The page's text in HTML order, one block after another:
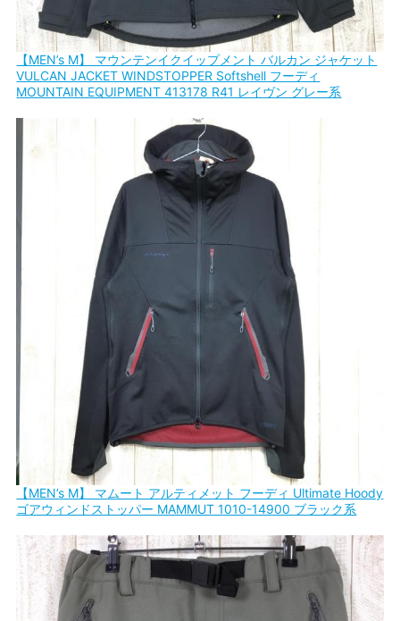
【MEN’s M】 マウンテンイクイップメント バルカン ジャケット
VULCAN JACKET WINDSTOPPER Softshell フーディ
MOUNTAIN EQUIPMENT 413178 R41 レイヴン グレー系
【MEN’s M】 マムート アルティメット フーディ Ultimate Hoody
ゴアウィンドストッパー MAMMUT 1010-14900 ブラック系